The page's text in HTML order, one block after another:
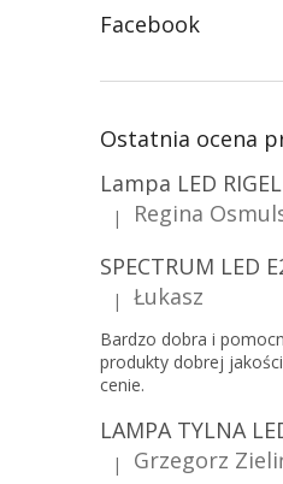
Facebook
Ostatnia ocena
Ocena produktu to 5
|
Regina
Ocena produktu to 5
| Łukasz
Bardzo dobra i
produkty dobrej
cenie.
Ocena produktu to 5
| Grzegorz